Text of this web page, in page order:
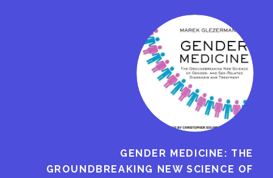
GENDER MEDICINE: THE
GROUNDBREAKING NEW SCIENCE OF